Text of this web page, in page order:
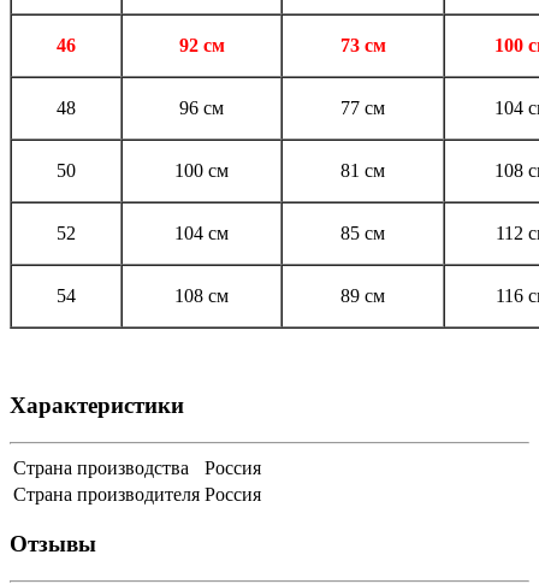
46 92 см 73 см 100
48 96 см 77 см 104
50 100 см 81 см 108
52 104 см 85 см 112
54 108 см 89 см 116
Характеристики
Страна производства
Россия
Страна производителя Россия
Отзывы